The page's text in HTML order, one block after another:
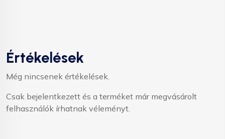
Értékelések
Még nincsenek értékelések.
Csak bejelentkezett és a terméket már megvásárolt
felhasználók írhatnak véleményt.